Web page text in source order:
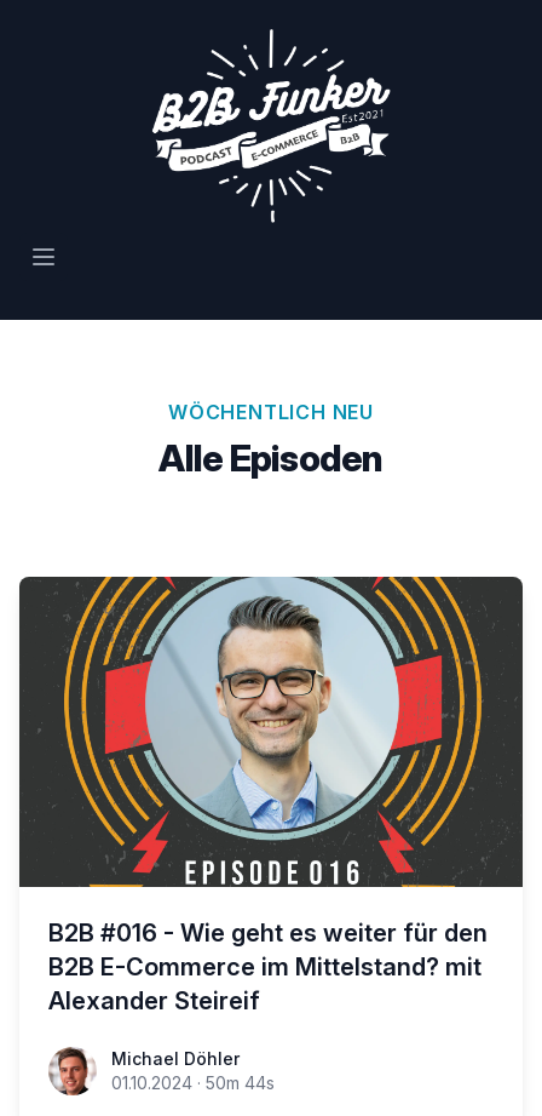
Open main menu
WÖCHENTLICH NEU
Alle Episoden
B2B #016 - Wie geht es weiter für den
B2B E-Commerce im Mittelstand? mit
Alexander Steireif
Michael Döhler
01.10.2024 · 50m 44s